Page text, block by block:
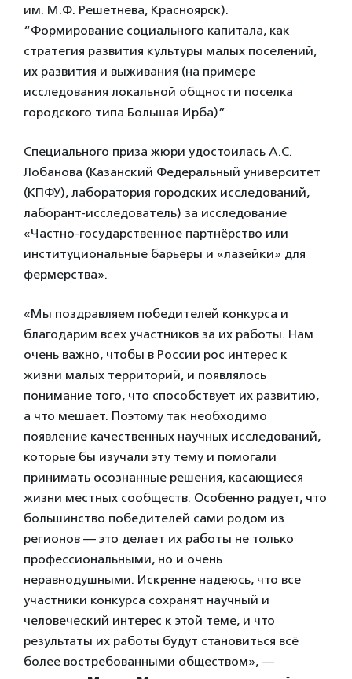
им. М.Ф. Решетнева, Красноярск).
“Формирование социального капитала, как
стратегия развития культуры малых поселений,
их развития и выживания (на примере
исследования локальной общности поселка
городского типа Большая Ирба)”
Специального приза жюри удостоилась А.С.
Лобанова (Казанский Федеральный университет
(КПФУ), лаборатория городских исследований,
лаборант-исследователь) за исследование
«Частно-государственное партнёрство или
институциональные барьеры и «лазейки» для
фермерства».
«Мы поздравляем победителей конкурса и
благодарим всех участников за их работы. Нам
очень важно, чтобы в России рос интерес к
жизни малых территорий, и появлялось
понимание того, что способствует их развитию,
а что мешает. Поэтому так необходимо
появление качественных научных исследований,
которые бы изучали эту тему и помогали
принимать осознанные решения, касающиеся
жизни местных сообществ. Особенно радует, что
большинство победителей сами родом из
регионов — это делает их работы не только
профессиональными, но и очень
неравнодушными. Искренне надеюсь, что все
участники конкурса сохранят научный и
человеческий интерес к этой теме, и что
результаты их работы будут становиться всё
более востребованными обществом», —